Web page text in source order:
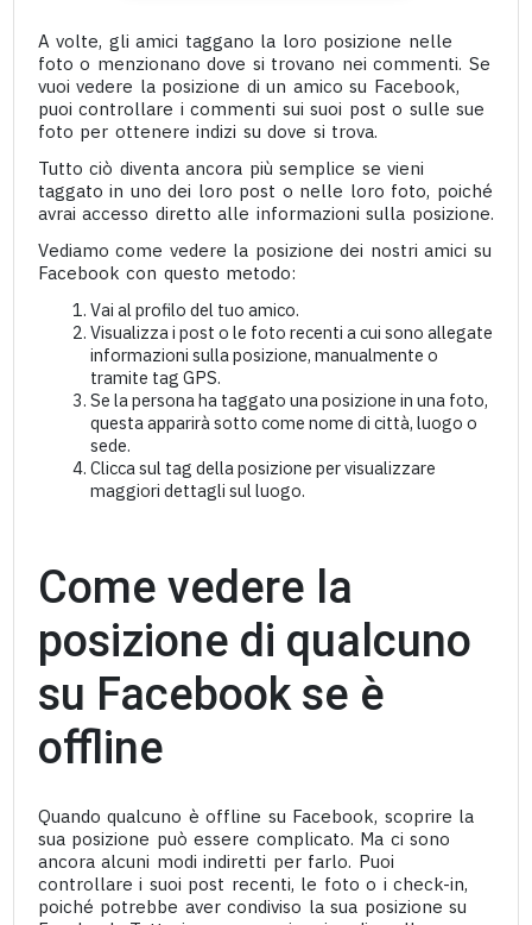
A volte, gli amici taggano la loro posizione nelle
foto o menzionano dove si trovano nei commenti. Se
vuoi vedere la posizione di un amico su Facebook,
puoi controllare i commenti sui suoi post o sulle sue
foto per ottenere indizi su dove si trova.
Tutto ciò diventa ancora più semplice se vieni
taggato in uno dei loro post o nelle loro foto, poiché
avrai accesso diretto alle informazioni sulla posizione.
Vediamo come vedere la posizione dei nostri amici su
Facebook con questo metodo:
Vai al profilo del tuo amico.
Visualizza i post o le foto recenti a cui sono allegate
informazioni sulla posizione, manualmente o
tramite tag GPS.
Se la persona ha taggato una posizione in una foto,
questa apparirà sotto come nome di città, luogo o
sede.
Clicca sul tag della posizione per visualizzare
maggiori dettagli sul luogo.
Come vedere la
posizione di qualcuno
su Facebook se è
offline
Quando qualcuno è offline su Facebook, scoprire la
sua posizione può essere complicato. Ma ci sono
ancora alcuni modi indiretti per farlo. Puoi
controllare i suoi post recenti, le foto o i check-in,
poiché potrebbe aver condiviso la sua posizione su